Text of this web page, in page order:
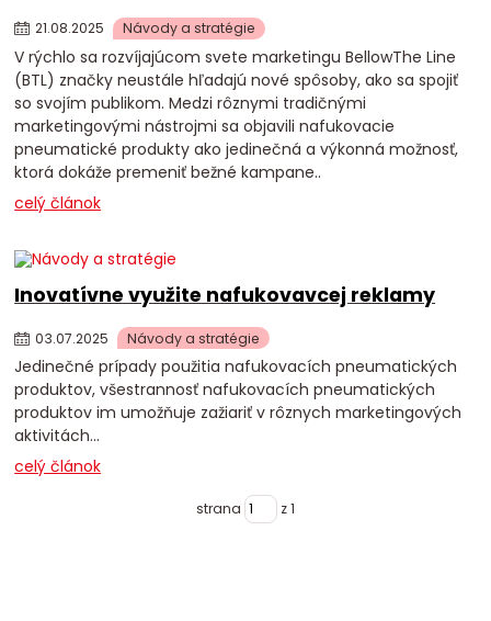
21.08.2025 Návody a stratégie
V rýchlo sa rozvíjajúcom svete marketingu BellowThe Line
(BTL) značky neustále hľadajú nové spôsoby, ako sa spojiť
so svojím publikom. Medzi rôznymi tradičnými
marketingovými nástrojmi sa objavili nafukovacie
pneumatické produkty ako jedinečná a výkonná možnosť,
ktorá dokáže premeniť bežné kampane..
celý článok
Inovatívne využite nafukovavcej reklamy
03.07.2025 Návody a stratégie
Jedinečné prípady použitia nafukovacích pneumatických
produktov, všestrannosť nafukovacích pneumatických
produktov im umožňuje zažiariť v rôznych marketingových
aktivitách...
celý článok
strana z 1